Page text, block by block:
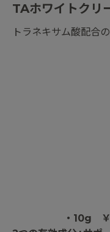
TAホワイトクリ
トラネキサム酸配合
・10g ￥